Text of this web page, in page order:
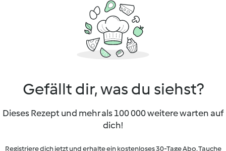
Gefällt dir, was du siehst?
Dieses Rezept und mehr als 100 000 weitere warten auf
dich!
Registriere dich jetzt und erhalte ein kostenloses 30-Tage Abo. Tauche